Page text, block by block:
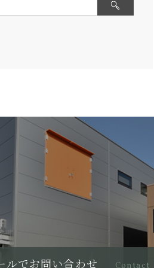
ルでお問い合わせ Contact